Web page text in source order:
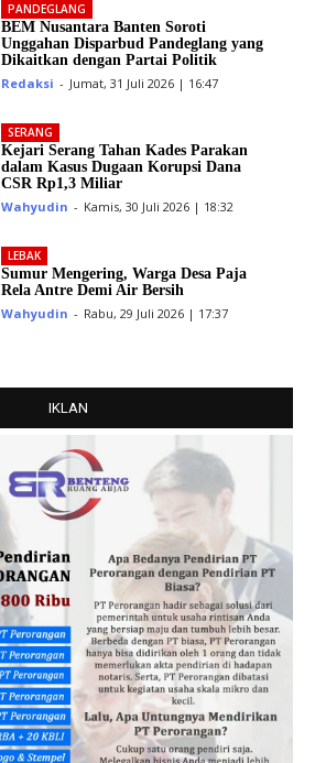
PANDEGLANG
BEM Nusantara Banten Soroti
Unggahan Disparbud Pandeglang yang
Dikaitkan dengan Partai Politik
Redaksi - Jumat, 31 Juli 2026 | 16:47
SERANG
Kejari Serang Tahan Kades Parakan
dalam Kasus Dugaan Korupsi Dana
CSR Rp1,3 Miliar
Wahyudin - Kamis, 30 Juli 2026 | 18:32
LEBAK
Sumur Mengering, Warga Desa Paja
Rela Antre Demi Air Bersih
Wahyudin - Rabu, 29 Juli 2026 | 17:37
IKLAN